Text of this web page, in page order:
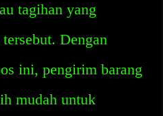
tagihan yang
Dengan
ini, pengirim barang
mudah untuk